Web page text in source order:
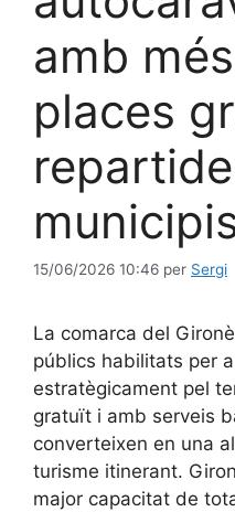
amb
places
15/06/2026 10:46 per Sergi
La comarca del
públics habilitats per
estratègicament pel
gratuït i amb serveis
converteixen en una
turisme itinerant.
major capacitat de